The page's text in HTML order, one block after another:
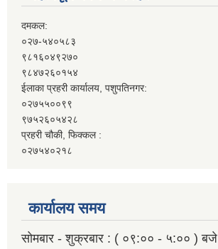
दमकल:
०२७-५४०५८३
९८१६०४९२७०
९८४७२६०१५४
ईलाका प्रहरी कार्यालय, पशुपतिनगर:
०२७५५००९९
९७५२६०५४२८
प्रहरी चौकी, फिक्कल :
०२७५४०२१८
कार्यालय समय
सोमबार - शुक्रबार : ( ०९:०० - ५:०० ) बजे